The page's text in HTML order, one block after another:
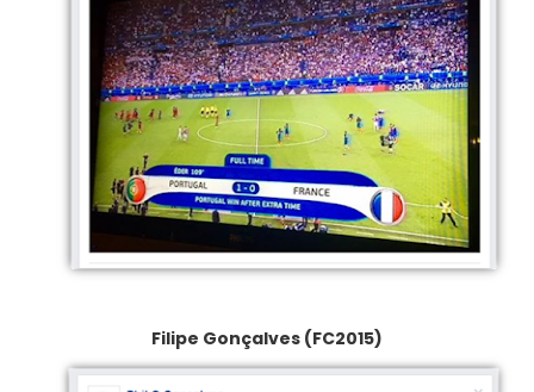
Filipe Gonçalves (FC2015)